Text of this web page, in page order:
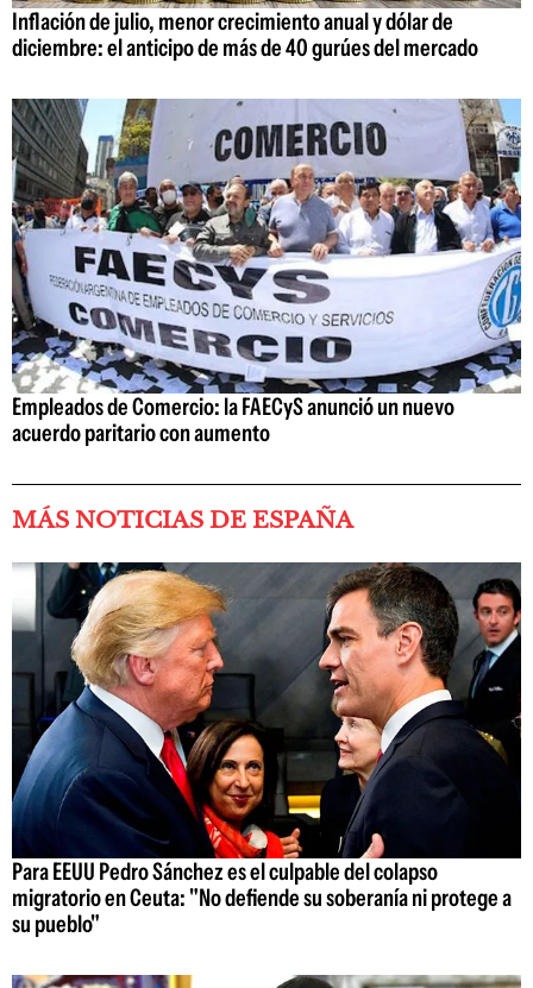
Inflación de julio, menor crecimiento anual y dólar de
diciembre: el anticipo de más de 40 gurúes del mercado
Empleados de Comercio: la FAECyS anunció un nuevo
acuerdo paritario con aumento
MÁS NOTICIAS DE ESPAÑA
Para EEUU Pedro Sánchez es el culpable del colapso
migratorio en Ceuta: "No defiende su soberanía ni protege a
su pueblo"